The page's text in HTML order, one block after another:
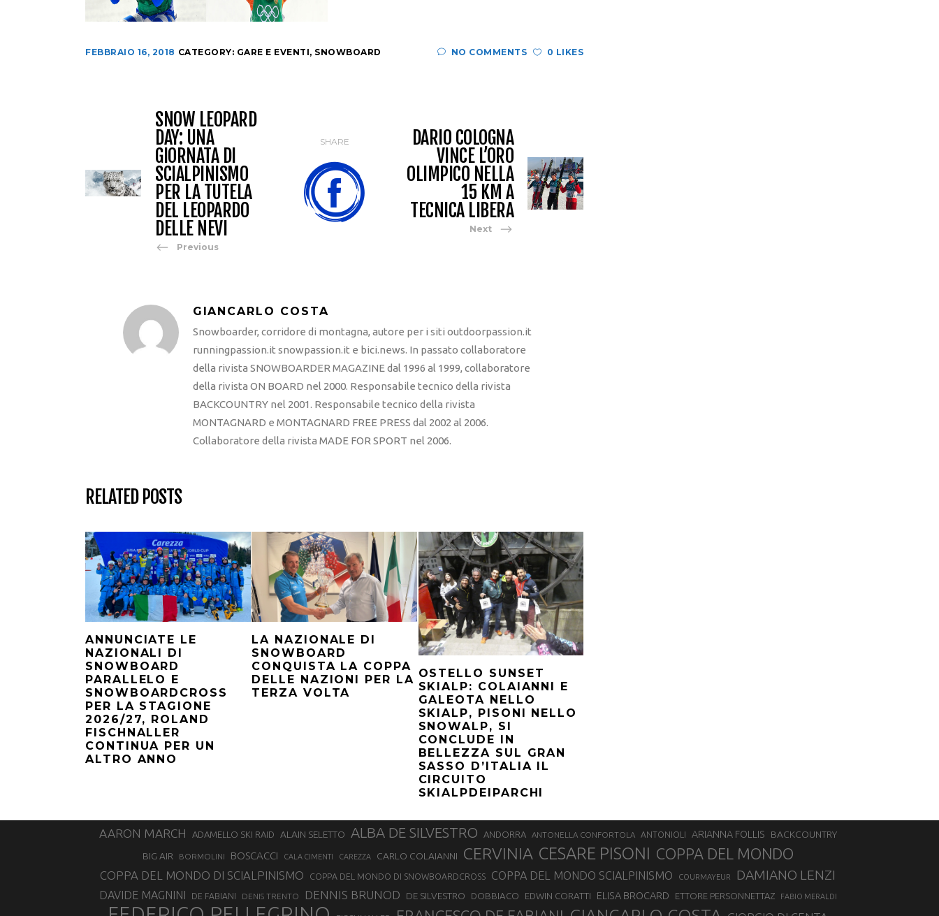
FEBBRAIO 16, 2018 CATEGORY: GARE E EVENTI, SNOWBOARD NO COMMENTS 0 LIKES
SNOW LEOPARD
DAY: UNA
GIORNATA DI
SCIALPINISMO
PER LA TUTELA
DEL LEOPARDO
DELLE NEVI
Previous
SHARE
DARIO COLOGNA
VINCE L’ORO
OLIMPICO NELLA
15 KM A
TECNICA LIBERA
Next
GIANCARLO COSTA
Snowboarder, corridore di montagna, autore per i siti outdoorpassion.it
runningpassion.it snowpassion.it e bici.news. In passato collaboratore
della rivista SNOWBOARDER MAGAZINE dal 1996 al 1999, collaboratore
della rivista ON BOARD nel 2000. Responsabile tecnico della rivista
BACKCOUNTRY nel 2001. Responsabile tecnico della rivista
MONTAGNARD e MONTAGNARD FREE PRESS dal 2002 al 2006.
Collaboratore della rivista MADE FOR SPORT nel 2006.
RELATED POSTS
ANNUNCIATE LE
NAZIONALI DI
SNOWBOARD
PARALLELO E
SNOWBOARDCROSS
PER LA STAGIONE
2026/27, ROLAND
FISCHNALLER
CONTINUA PER UN
ALTRO ANNO
LA NAZIONALE DI
SNOWBOARD
CONQUISTA LA COPPA
DELLE NAZIONI PER LA
TERZA VOLTA
OSTELLO SUNSET
SKIALP: COLAIANNI E
GALEOTA NELLO
SKIALP, PISONI NELLO
SNOWALP, SI
CONCLUDE IN
BELLEZZA SUL GRAN
SASSO D’ITALIA IL
CIRCUITO
SKIALPDEIPARCHI
AARON MARCH ADAMELLO SKI RAID ALAIN SELETTO ALBA DE SILVESTRO ANDORRA ANTONELLA CONFORTOLA ANTONIOLI ARIANNA FOLLIS
BACKCOUNTRY
BIG AIR
BORMOLINI BOSCACCI CALA CIMENTI CAREZZA CARLO COLAIANNI CERVINIA CESARE PISONI COPPA DEL MONDO
COPPA DEL MONDO DI SCIALPINISMO COPPA DEL MONDO DI SNOWBOARDCROSS COPPA DEL MONDO SCIALPINISMO COURMAYEUR DAMIANO LENZI
DAVIDE MAGNINI DE FABIANI DENIS TRENTO DENNIS BRUNOD DE SILVESTRO DOBBIACO EDWIN CORATTI ELISA BROCARD ETTORE PERSONNETTAZ FABIO MERALDI